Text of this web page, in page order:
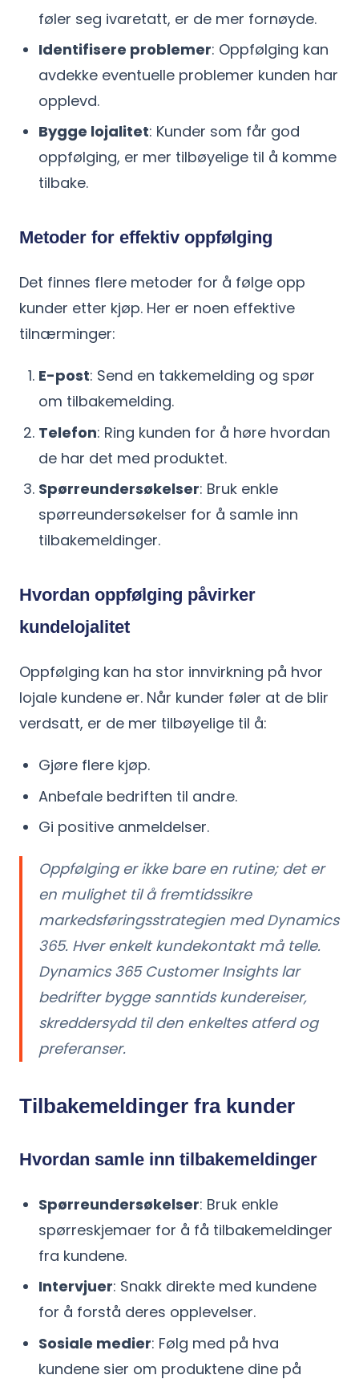
føler seg ivaretatt, er de mer fornøyde.
Identifisere problemer: Oppfølging kan
avdekke eventuelle problemer kunden har
opplevd.
Bygge lojalitet: Kunder som får god
oppfølging, er mer tilbøyelige til å komme
tilbake.
Metoder for effektiv oppfølging
Det finnes flere metoder for å følge opp
kunder etter kjøp. Her er noen effektive
tilnærminger:
E-post: Send en takkemelding og spør
om tilbakemelding.
Telefon: Ring kunden for å høre hvordan
de har det med produktet.
Spørreundersøkelser: Bruk enkle
spørreundersøkelser for å samle inn
tilbakemeldinger.
Hvordan oppfølging påvirker
kundelojalitet
Oppfølging kan ha stor innvirkning på hvor
lojale kundene er. Når kunder føler at de blir
verdsatt, er de mer tilbøyelige til å:
Gjøre flere kjøp.
Anbefale bedriften til andre.
Gi positive anmeldelser.
Oppfølging er ikke bare en rutine; det er
en mulighet til å fremtidssikre
markedsføringsstrategien med Dynamics
365. Hver enkelt kundekontakt må telle.
Dynamics 365 Customer Insights lar
bedrifter bygge sanntids kundereiser,
skreddersydd til den enkeltes atferd og
preferanser.
Tilbakemeldinger fra kunder
Hvordan samle inn tilbakemeldinger
Spørreundersøkelser: Bruk enkle
spørreskjemaer for å få tilbakemeldinger
fra kundene.
Intervjuer: Snakk direkte med kundene
for å forstå deres opplevelser.
Sosiale medier: Følg med på hva
kundene sier om produktene dine på